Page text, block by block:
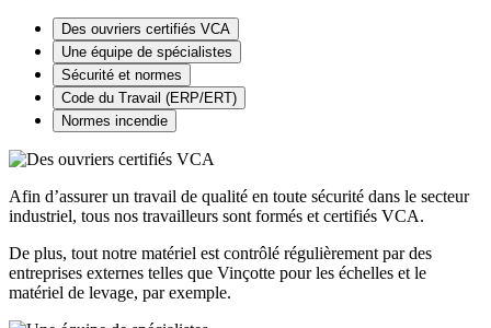
Des ouvriers certifiés VCA
Une équipe de spécialistes
Sécurité et normes
Code du Travail (ERP/ERT)
Normes incendie
Afin d’assurer un travail de qualité en toute sécurité dans le secteur
industriel, tous nos travailleurs sont formés et certifiés VCA.
De plus, tout notre matériel est contrôlé régulièrement par des
entreprises externes telles que Vinçotte pour les échelles et le
matériel de levage, par exemple.